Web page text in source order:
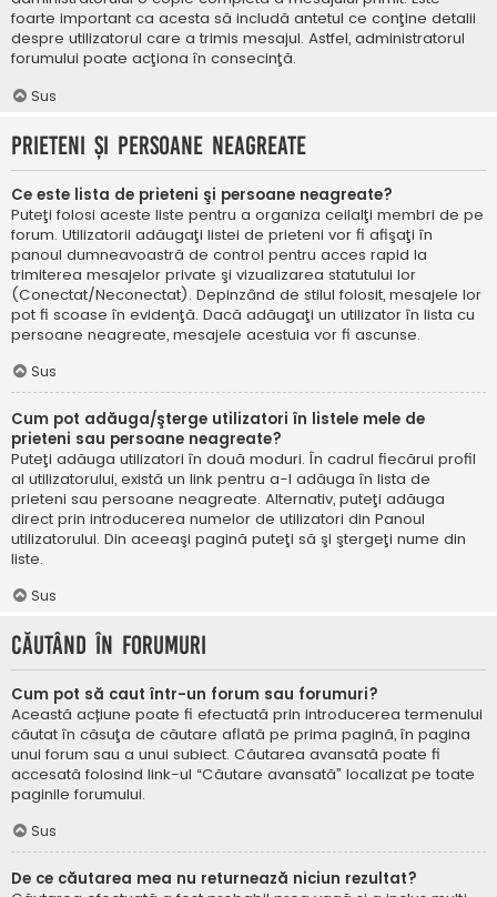
foarte important ca acesta să includă antetul ce conţine detalii
despre utilizatorul care a trimis mesajul. Astfel, administratorul
forumului poate acţiona în consecinţă.
Sus
Prieteni şi persoane neagreate
Ce este lista de prieteni şi persoane neagreate?
Puteţi folosi aceste liste pentru a organiza ceilalţi membri de pe
forum. Utilizatorii adăugaţi listei de prieteni vor fi afişaţi în
panoul dumneavoastră de control pentru acces rapid la
trimiterea mesajelor private şi vizualizarea statutului lor
(Conectat/Neconectat). Depinzând de stilul folosit, mesajele lor
pot fi scoase în evidenţă. Dacă adăugaţi un utilizator în lista cu
persoane neagreate, mesajele acestuia vor fi ascunse.
Sus
Cum pot adăuga/şterge utilizatori în listele mele de
prieteni sau persoane neagreate?
Puteţi adăuga utilizatori în două moduri. În cadrul fiecărui profil
al utilizatorului, există un link pentru a-l adăuga în lista de
prieteni sau persoane neagreate. Alternativ, puteţi adăuga
direct prin introducerea numelor de utilizatori din Panoul
utilizatorului. Din aceeaşi pagină puteţi să şi ştergeţi nume din
liste.
Sus
Căutând în forumuri
Cum pot să caut într-un forum sau forumuri?
Această acțiune poate fi efectuată prin introducerea termenului
căutat în căsuţa de căutare aflată pe prima pagină, în pagina
unui forum sau a unui subiect. Căutarea avansată poate fi
accesată folosind link-ul “Căutare avansată” localizat pe toate
paginile forumului.
Sus
De ce căutarea mea nu returnează niciun rezultat?